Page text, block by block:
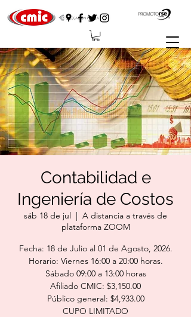
Contabilidad e
Ingeniería de Costos
sáb 18 de jul
  |
A distancia a través de
plataforma ZOOM
Fecha: 18 de Julio al 01 de Agosto, 2026.
Horario: Viernes 16:00 a 20:00 horas.
Sábado 09:00 a 13:00 horas
Afiliado CMIC: $3,150.00
Público general: $4,933.00
CUPO LIMITADO